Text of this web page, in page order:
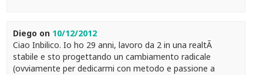
Diego on 10/12/2012
Ciao Inbilico. Io ho 29 anni, lavoro da 2 in una realtÃ
stabile e sto progettando un cambiamento radicale
(ovviamente per dedicarmi con metodo e passione a